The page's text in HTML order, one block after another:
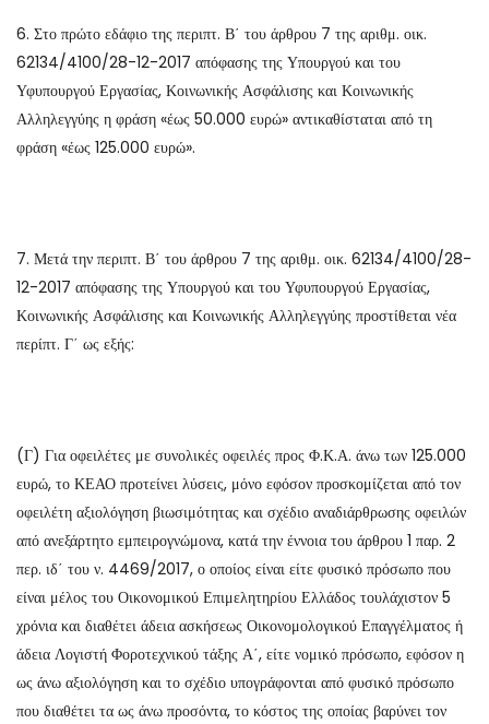
6. Στο πρώτο εδάφιο της περιπτ. Β΄ του άρθρου 7 της αριθμ. οικ.
62134/4100/28-12-2017 απόφασης της Υπουργού και του
Υφυπουργού Εργασίας, Κοινωνικής Ασφάλισης και Κοινωνικής
Αλληλεγγύης η φράση «έως 50.000 ευρώ» αντικαθίσταται από τη
φράση «έως 125.000 ευρώ».
7. Μετά την περιπτ. Β΄ του άρθρου 7 της αριθμ. οικ. 62134/4100/28-
12-2017 απόφασης της Υπουργού και του Υφυπουργού Εργασίας,
Κοινωνικής Ασφάλισης και Κοινωνικής Αλληλεγγύης προστίθεται νέα
περίπτ. Γ΄ ως εξής:
(Γ) Για οφειλέτες με συνολικές οφειλές προς Φ.Κ.Α. άνω των 125.000
ευρώ, το ΚΕΑΟ προτείνει λύσεις, μόνο εφόσον προσκομίζεται από τον
οφειλέτη αξιολόγηση βιωσιμότητας και σχέδιο αναδιάρθρωσης οφειλών
από ανεξάρτητο εμπειρογνώμονα, κατά την έννοια του άρθρου 1 παρ. 2
περ. ιδ΄ του ν. 4469/2017, ο οποίος είναι είτε φυσικό πρόσωπο που
είναι μέλος του Οικονομικού Επιμελητηρίου Ελλάδος τουλάχιστον 5
χρόνια και διαθέτει άδεια ασκήσεως Οικονομολογικού Επαγγέλματος ή
άδεια Λογιστή Φοροτεχνικού τάξης Α΄, είτε νομικό πρόσωπο, εφόσον η
ως άνω αξιολόγηση και το σχέδιο υπογράφονται από φυσικό πρόσωπο
που διαθέτει τα ως άνω προσόντα, το κόστος της οποίας βαρύνει τον